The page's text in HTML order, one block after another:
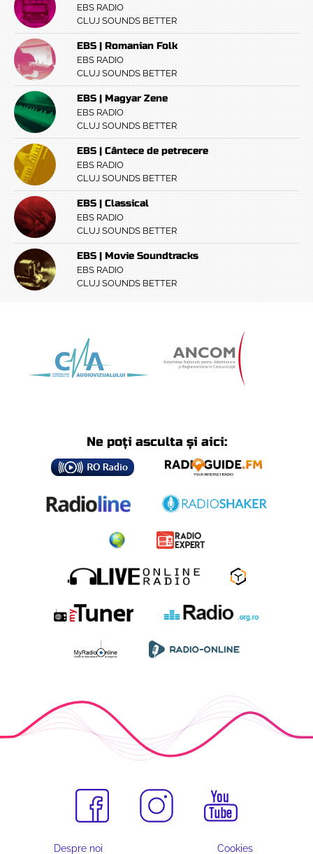
EBS RADIO
CLUJ SOUNDS BETTER
EBS | Romanian Folk
EBS RADIO
CLUJ SOUNDS BETTER
EBS | Magyar Zene
EBS RADIO
CLUJ SOUNDS BETTER
EBS | Cântece de petrecere
EBS RADIO
CLUJ SOUNDS BETTER
EBS | Classical
EBS RADIO
CLUJ SOUNDS BETTER
EBS | Movie Soundtracks
EBS RADIO
CLUJ SOUNDS BETTER
Ne poți asculta și aici:
Despre noi Cookies